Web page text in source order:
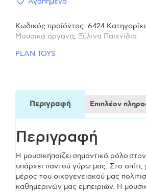
6424
Ξύλινο
Παιχνίδι
cm)
ποσότητα
Κωδικός προϊόντος: 6424
Μουσικά όργανα, Ξύλινα Παιχνίδια
PLAN TOYS
Περιγραφή Επιπλέον
Περιγραφή
Η μουσικήπαίζει σημαντικό ρόλο
υπάρχει παντού γύρω μας. Στο σπίτι,
μέρος του οικογενειακού μας
καθημερινών μας εμπειριών. Η